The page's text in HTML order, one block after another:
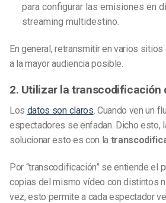
para configurar las emisiones en
streaming multidestino.
En general, retransmitir en varios sitios
a la mayor audiencia posible.
2. Utilizar la transcodificación
Los datos son claros. Cuando ven un
espectadores se enfadan. Dicho esto,
solucionar esto es con la
Por “transcodificación” se entiende el
copias del mismo vídeo con distintos
vez, esto permite a cada espectador